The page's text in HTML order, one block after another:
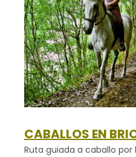
CABALLOS EN
Ruta guiada a caballo